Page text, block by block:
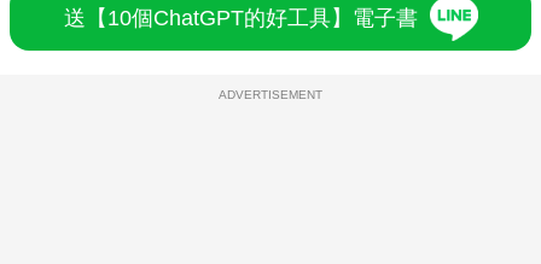
送【10個ChatGPT的好工具】電子書
ADVERTISEMENT